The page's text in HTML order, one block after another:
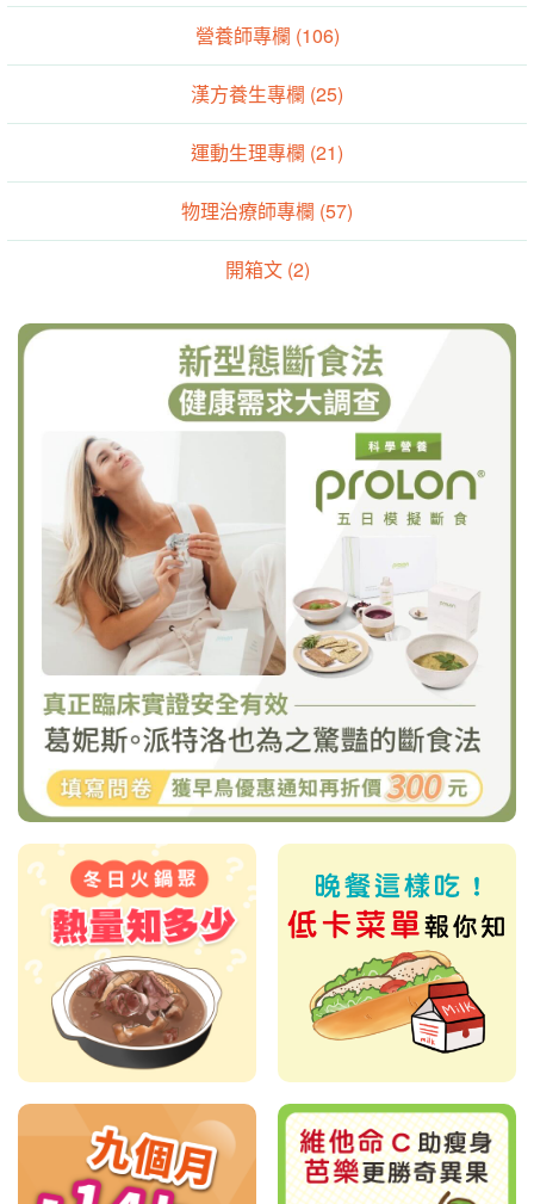
營養師專欄 (106)
漢方養生專欄 (25)
運動生理專欄 (21)
物理治療師專欄 (57)
開箱文 (2)